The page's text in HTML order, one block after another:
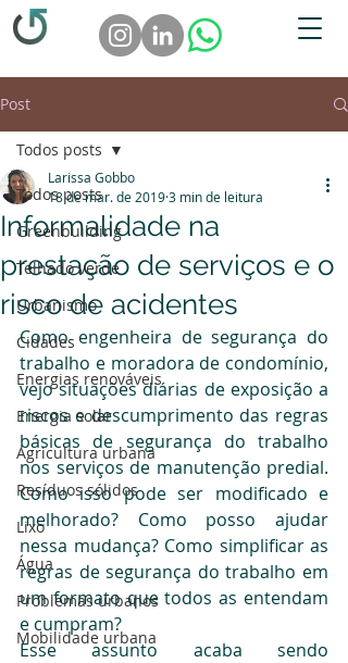
Post
Todos posts
Greenbuilding
Telhado verde
Urbanismo
Cidades
Energias renováveis
Energia solar
Agricultura urbana
Resíduos sólidos
Lixo
Água
Problemas urbanos
Mobilidade urbana
Todos posts
Informalidade na
prestação de serviços e o
risco de acidentes
Larissa Gobbo
18 de mar. de 20193 min de leitura
Como engenheira de segurança do
trabalho e moradora de condomínio,
vejo situações diárias de exposição a
riscos e descumprimento das regras
básicas de segurança do trabalho
nos serviços de manutenção predial.
Como isso pode ser modificado e
melhorado? Como posso ajudar
nessa mudança? Como simplificar as
regras de segurança do trabalho em
um formato que todos as entendam
e cumpram?